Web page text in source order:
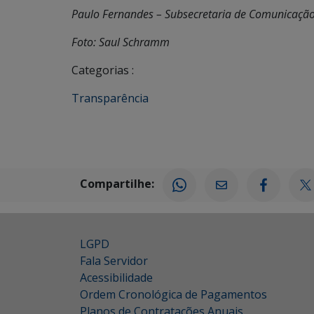
Paulo Fernandes – Subsecretaria de
Foto: Saul Schramm
Categorias :
Transparência
Compartilhe:
LGPD
Fala Servidor
Acessibilidade
Ordem Cronológica de Pagamentos